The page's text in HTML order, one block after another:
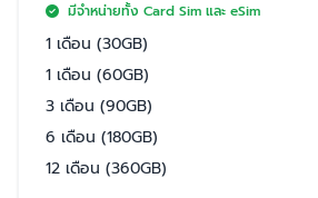
มีจำหน่ายทั้ง Card Sim และ eSim
1 เดือน (30GB)
1 เดือน (60GB)
3 เดือน (90GB)
6 เดือน (180GB)
12 เดือน (360GB)